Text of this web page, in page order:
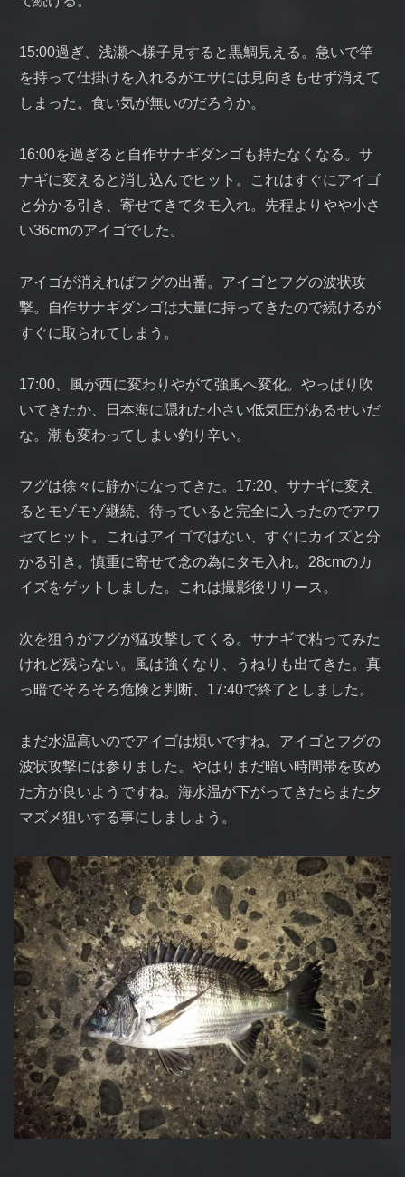
15:00過ぎ、浅瀬へ様子見すると黒鯛見える。急いで竿
を持って仕掛けを入れるがエサには見向きもせず消えて
しまった。食い気が無いのだろうか。
16:00を過ぎると自作サナギダンゴも持たなくなる。サ
ナギに変えると消し込んでヒット。これはすぐにアイゴ
と分かる引き、寄せてきてタモ入れ。先程よりやや小さ
い36cmのアイゴでした。
アイゴが消えればフグの出番。アイゴとフグの波状攻
撃。自作サナギダンゴは大量に持ってきたので続けるが
すぐに取られてしまう。
17:00、風が西に変わりやがて強風へ変化。やっぱり吹
いてきたか、日本海に隠れた小さい低気圧があるせいだ
な。潮も変わってしまい釣り辛い。
フグは徐々に静かになってきた。17:20、サナギに変え
るとモゾモゾ継続、待っていると完全に入ったのでアワ
セてヒット。これはアイゴではない、すぐにカイズと分
かる引き。慎重に寄せて念の為にタモ入れ。28cmのカ
イズをゲットしました。これは撮影後リリース。
次を狙うがフグが猛攻撃してくる。サナギで粘ってみた
けれど残らない。風は強くなり、うねりも出てきた。真
っ暗でそろそろ危険と判断、17:40で終了としました。
まだ水温高いのでアイゴは煩いですね。アイゴとフグの
波状攻撃には参りました。やはりまだ暗い時間帯を攻め
た方が良いようですね。海水温が下がってきたらまた夕
マズメ狙いする事にしましょう。